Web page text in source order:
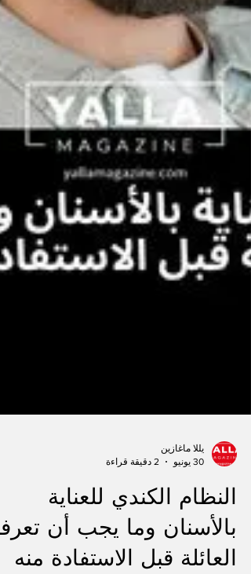
يللا ماغازين
30 يونيو
2 دقيقة قراءة
النظام الكندي للعناية